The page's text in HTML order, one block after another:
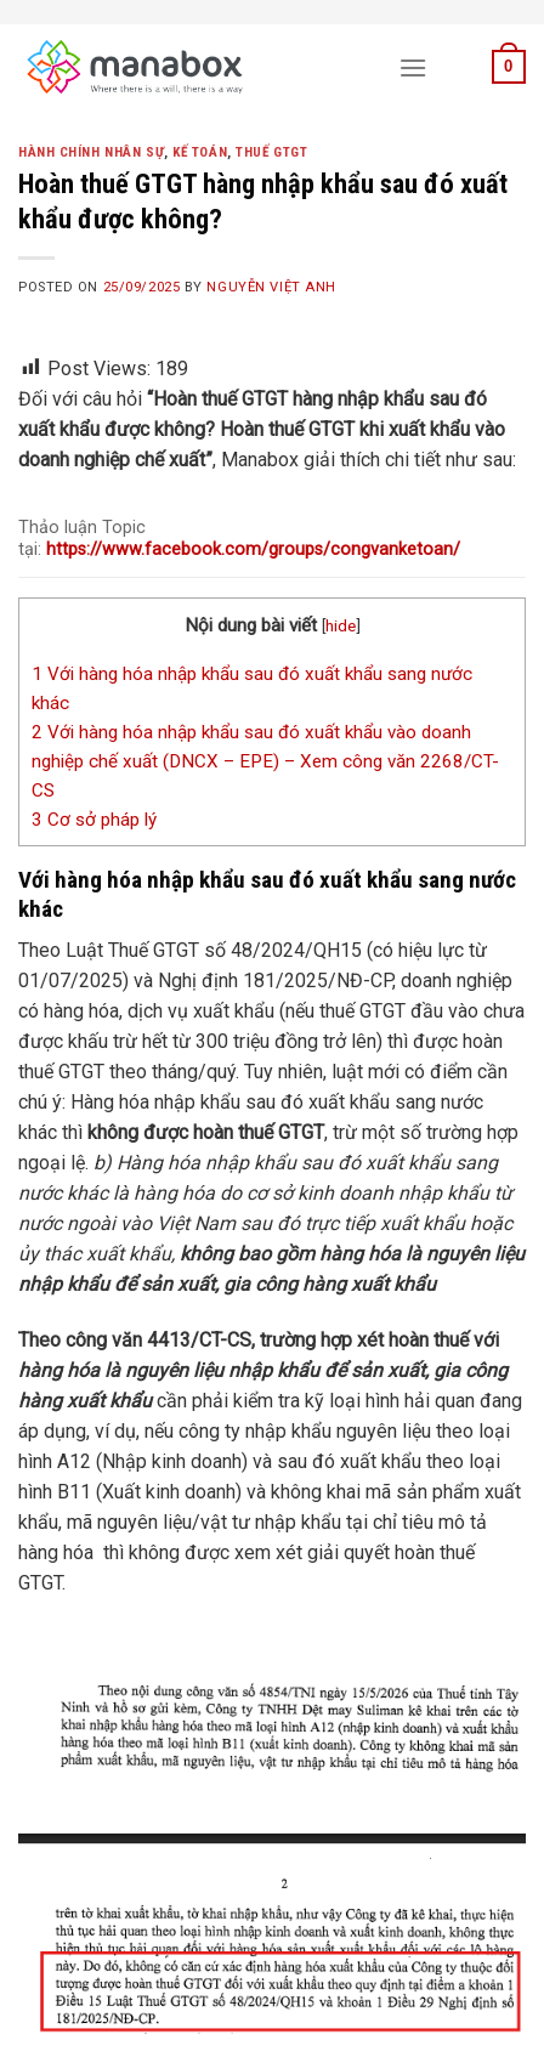
content
0
HÀNH CHÍNH NHÂN SỰ, KẾ TOÁN,THUẾ GTGT
Hoàn thuế GTGT hàng nhập khẩu sau đó xuất
khẩu được không?
POSTED ON 25/09/2025 BYNGUYỄN VIỆT ANH
Post Views: 189
Đối với câu hỏi “Hoàn thuế GTGT hàng nhập khẩu sau đó
xuất khẩu được không? Hoàn thuế GTGT khi xuất khẩu vào
doanh nghiệp chế xuất”, Manabox giải thích chi tiết như sau:
Thảo luận Topic
tại: https://www.facebook.com/groups/congvanketoan/
Nội dung bài viết [hide]
1 Với hàng hóa nhập khẩu sau đó xuất khẩu sang nước
khác
2 Với hàng hóa nhập khẩu sau đó xuất khẩu vào doanh
nghiệp chế xuất (DNCX – EPE) – Xem công văn 2268/CT-
CS
3 Cơ sở pháp lý
Với hàng hóa nhập khẩu sau đó xuất khẩu sang nước
khác
Theo Luật Thuế GTGT số 48/2024/QH15 (có hiệu lực từ
01/07/2025) và Nghị định 181/2025/NĐ-CP, doanh nghiệp
có hàng hóa, dịch vụ xuất khẩu (nếu thuế GTGT đầu vào chưa
được khấu trừ hết từ 300 triệu đồng trở lên) thì được hoàn
thuế GTGT theo tháng/quý. Tuy nhiên, luật mới có điểm cần
chú ý: Hàng hóa nhập khẩu sau đó xuất khẩu sang nước
khác thì không được hoàn thuế GTGT, trừ một số trường hợp
ngoại lệ. b) Hàng hóa nhập khẩu sau đó xuất khẩu sang
nước khác là hàng hóa do cơ sở kinh doanh nhập khẩu từ
nước ngoài vào Việt Nam sau đó trực tiếp xuất khẩu hoặc
ủy thác xuất khẩu, không bao gồm hàng hóa là nguyên liệu
nhập khẩu để sản xuất, gia công hàng xuất khẩu
Theo công văn 4413/CT-CS, trường hợp xét hoàn thuế với
hàng hóa là nguyên liệu nhập khẩu để sản xuất, gia công
hàng xuất khẩucần phải kiểm tra kỹ loại hình hải quan đang
áp dụng, ví dụ, nếu công ty nhập khẩu nguyên liệu theo loại
hình A12 (Nhập kinh doanh) và sau đó xuất khẩu theo loại
hình B11 (Xuất kinh doanh) và không khai mã sản phẩm xuất
khẩu, mã nguyên liệu/vật tư nhập khẩu tại chỉ tiêu mô tả
hàng hóa thì không được xem xét giải quyết hoàn thuế
GTGT.